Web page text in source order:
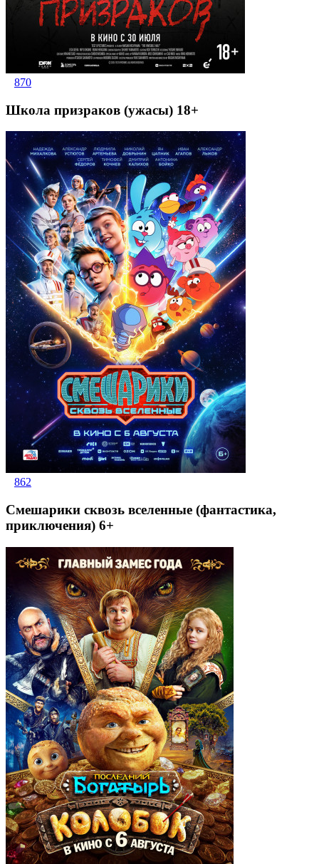
870
Школа призраков (ужасы) 18+
862
Смешарики сквозь вселенные (фантастика,
приключения) 6+